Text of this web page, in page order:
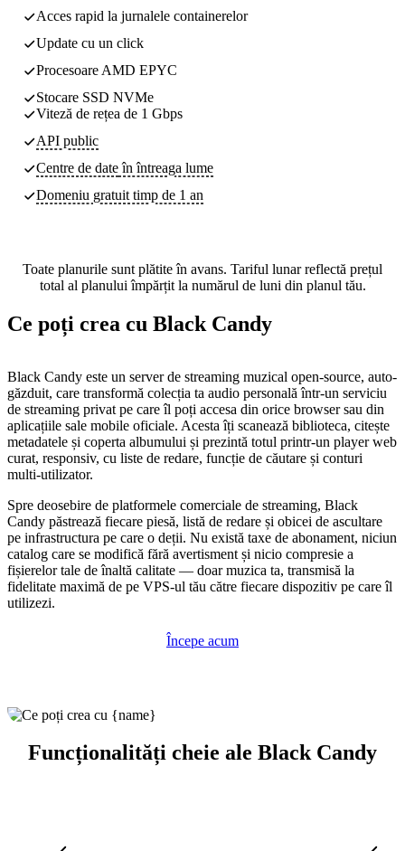
Acces rapid la jurnalele containerelor
Update cu un click
Procesoare AMD EPYC
Stocare SSD NVMe
Viteză de rețea de 1 Gbps
API public
Centre de dateîn întreaga lume
Domeniu gratuit timp de 1 an
Toate planurile sunt plătite în avans. Tariful lunar reflectă prețul
total al planului împărțit la numărul de luni din planul tău.
Ce poți crea cu Black Candy
Black Candy este un server de streaming muzical open-source, auto-
găzduit, care transformă colecția ta audio personală într-un serviciu
de streaming privat pe care îl poți accesa din orice browser sau din
aplicațiile sale mobile oficiale. Acesta îți scanează biblioteca, citește
metadatele și coperta albumului și prezintă totul printr-un player web
curat, responsiv, cu liste de redare, funcție de căutare și conturi
multi-utilizator.
Spre deosebire de platformele comerciale de streaming, Black
Candy păstrează fiecare piesă, listă de redare și obicei de ascultare
pe infrastructura pe care o deții. Nu există taxe de abonament, niciun
catalog care se modifică fără avertisment și nicio compresie a
fișierelor tale de înaltă calitate — doar muzica ta, transmisă la
fidelitate maximă de pe VPS-ul tău către fiecare dispozitiv pe care îl
utilizezi.
Începe acum
Funcționalități cheie ale Black Candy